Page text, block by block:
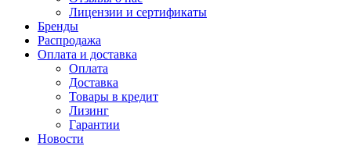
Лицензии и сертификаты
Бренды
Распродажа
Оплата и доставка
Оплата
Доставка
Товары в кредит
Лизинг
Гарантии
Новости